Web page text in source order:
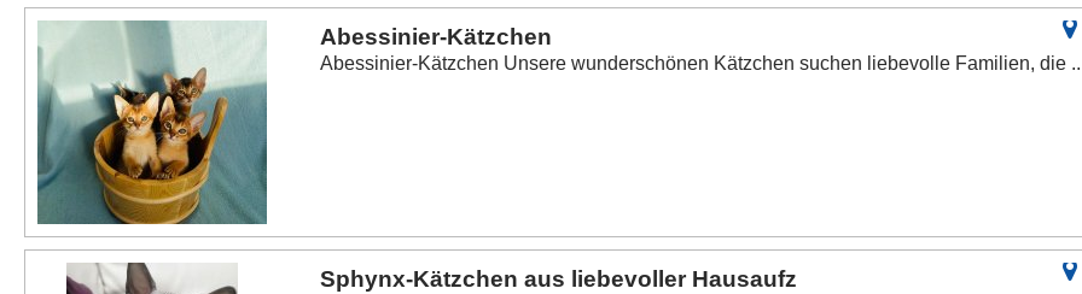
Abessinier-Kätzchen
Abessinier-Kätzchen Unsere wunderschönen Kätzchen suchen liebevolle Familien, die
Sphynx-Kätzchen aus liebevoller Hausaufz